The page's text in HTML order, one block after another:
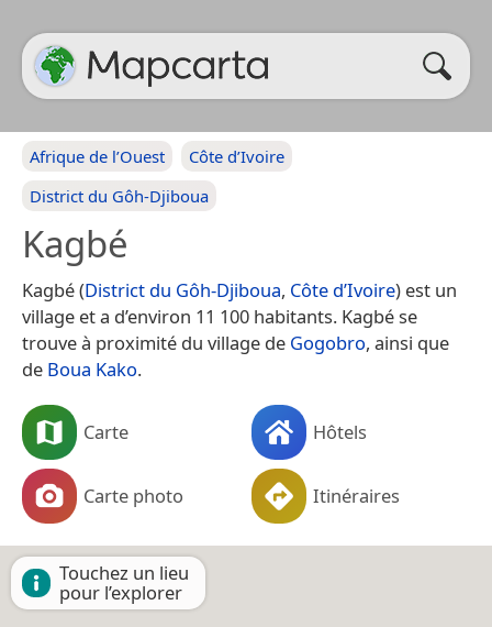
Afrique de l’Ouest
Côte d’Ivoire
District du Gôh-Djiboua
Kagbé
Kagbé (District du Gôh-Djiboua, Côte d’Ivoire) est un
village et a d’environ 11 100 habitants. Kagbé se
trouve à proximité du village de Gogobro, ainsi que
de Boua Kako.
Carte Hôtels
Carte photo Itinéraires
Touchez un lieu
pour l’explorer